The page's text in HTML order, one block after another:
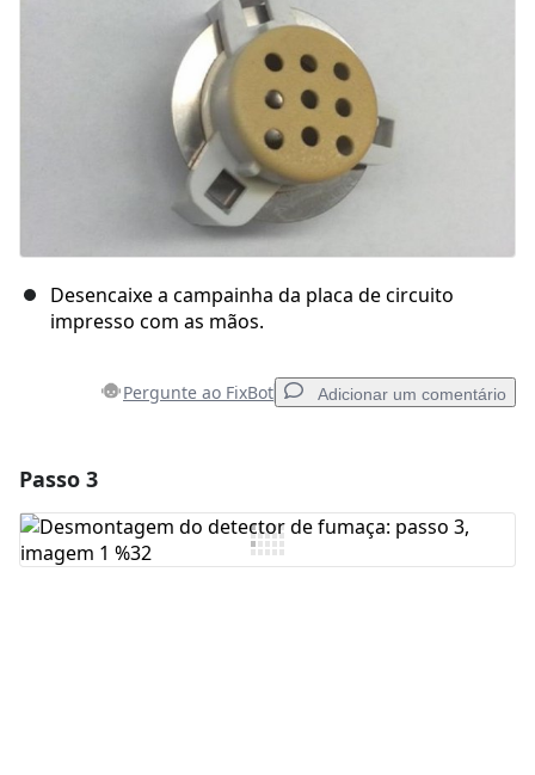
Cancelar
Desencaixe a campainha da placa de circuito
impresso com as mãos.
Pergunte ao FixBot Adicionar um comentário
Comentar
Passo 3